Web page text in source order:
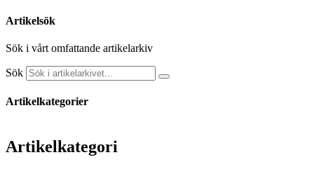
Artikelsök
Sök i vårt omfattande artikelarkiv
Sök
Artikelkategorier
Artikelkategori